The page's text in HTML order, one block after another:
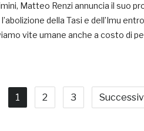
Matteo Renzi annuncia il suo
della Tasi e dell’Imu
vite umane anche a costo di
1 2 3